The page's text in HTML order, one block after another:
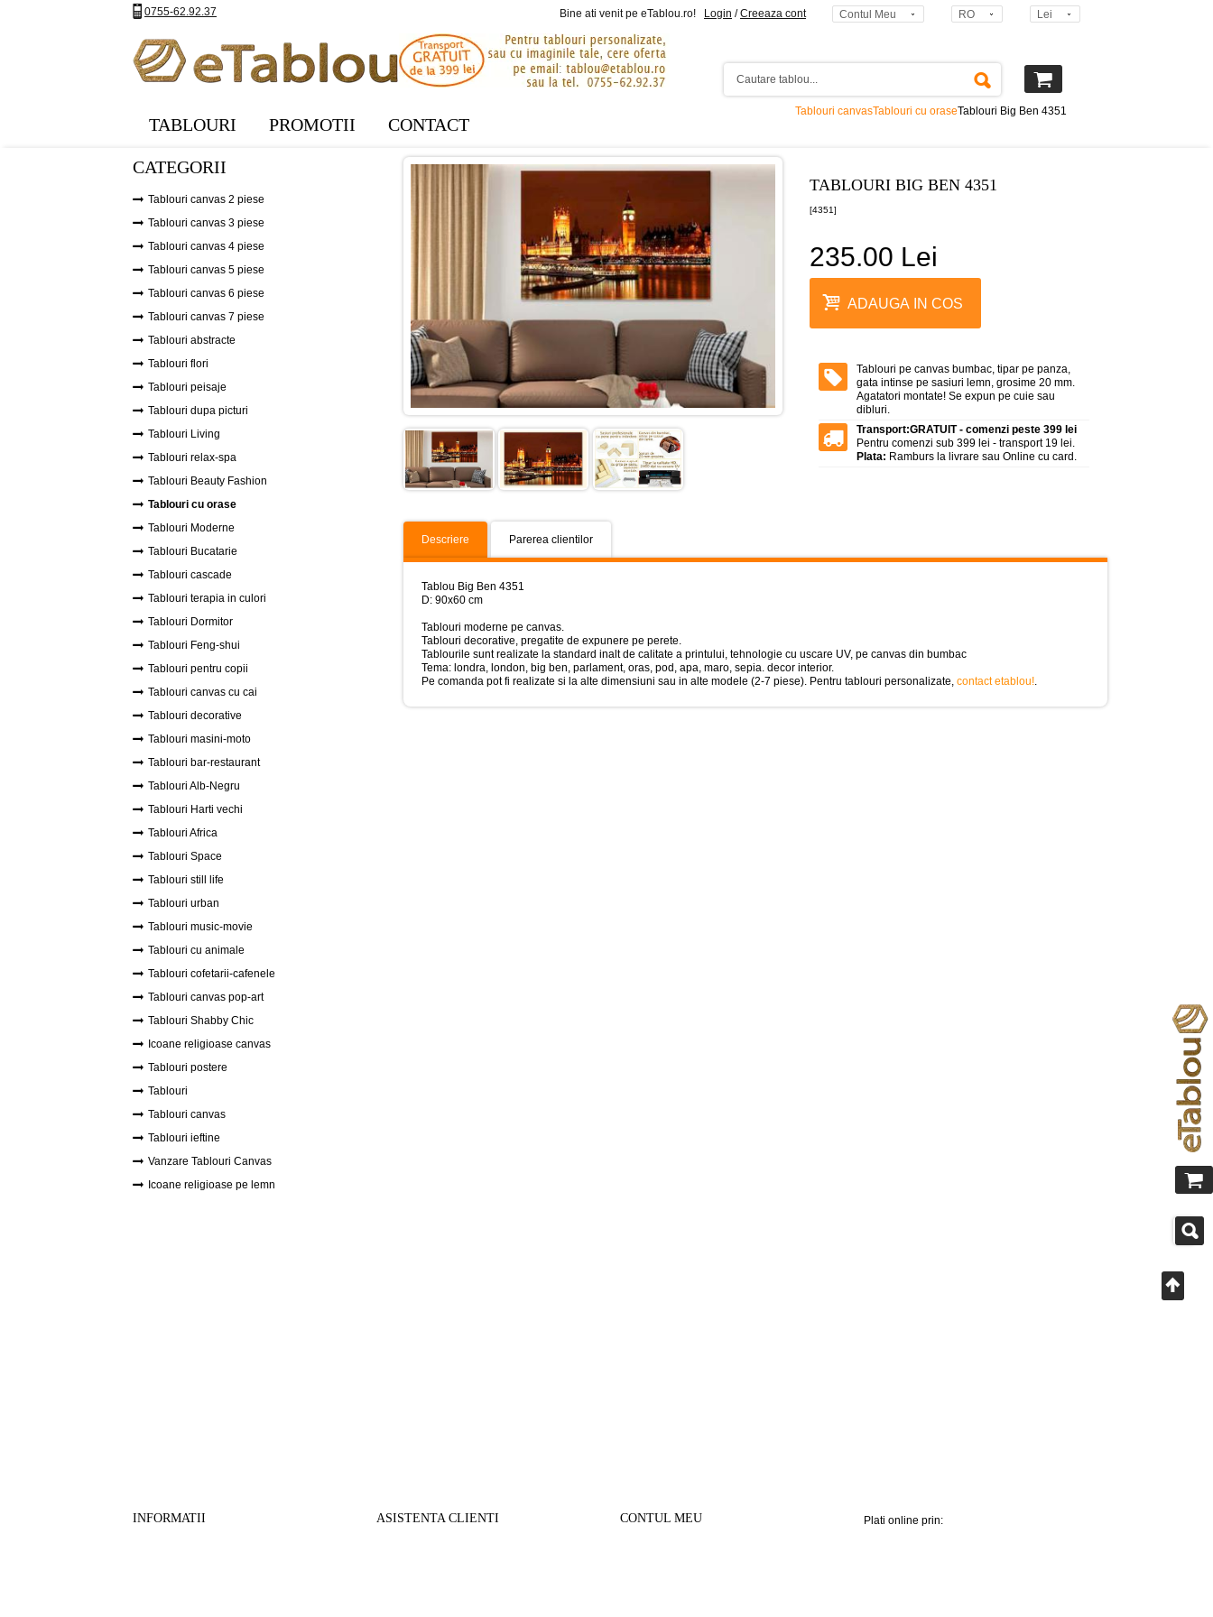
0755-62.92.37 Bine ati venit pe eTablou.ro! Login /Creeaza cont Contul Meu RO Lei
TABLOURI PROMOTII CONTACT
Tablouri canvasTablouri cu oraseTablouri Big Ben 4351
TABLOURI BIG BEN 4351
[4351]
235.00 Lei
ADAUGA IN COS
Tablouri pe canvas bumbac, tipar pe panza,
gata intinse pe sasiuri lemn, grosime 20 mm.
Agatatori montate! Se expun pe cuie sau
dibluri.
Transport:GRATUIT - comenzi peste 399 lei
Pentru comenzi sub 399 lei - transport 19 lei.
Plata: Ramburs la livrare sau Online cu card.
Descriere Parerea clientilor
Tablou Big Ben 4351
D: 90x60 cm
Tablouri moderne pe canvas.
Tablouri decorative, pregatite de expunere pe perete.
Tablourile sunt realizate la standard inalt de calitate a printului, tehnologie cu uscare UV, pe canvas din bumbac
Tema: londra, london, big ben, parlament, oras, pod, apa, maro, sepia. decor interior.
Pe comanda pot fi realizate si la alte dimensiuni sau in alte modele (2-7 piese). Pentru tablouri personalizate, contact etablou!.
CATEGORII
Tablouri canvas 2 piese
Tablouri canvas 3 piese
Tablouri canvas 4 piese
Tablouri canvas 5 piese
Tablouri canvas 6 piese
Tablouri canvas 7 piese
Tablouri abstracte
Tablouri flori
Tablouri peisaje
Tablouri dupa picturi
Tablouri Living
Tablouri relax-spa
Tablouri Beauty Fashion
Tablouri cu orase
Tablouri Moderne
Tablouri Bucatarie
Tablouri cascade
Tablouri terapia in culori
Tablouri Dormitor
Tablouri Feng-shui
Tablouri pentru copii
Tablouri canvas cu cai
Tablouri decorative
Tablouri masini-moto
Tablouri bar-restaurant
Tablouri Alb-Negru
Tablouri Harti vechi
Tablouri Africa
Tablouri Space
Tablouri still life
Tablouri urban
Tablouri music-movie
Tablouri cu animale
Tablouri cofetarii-cafenele
Tablouri canvas pop-art
Tablouri Shabby Chic
Icoane religioase canvas
Tablouri postere
Tablouri
Tablouri canvas
Tablouri ieftine
Vanzare Tablouri Canvas
Icoane religioase pe lemn
INFORMATII ASISTENTA CLIENTI CONTUL MEU Plati online prin: